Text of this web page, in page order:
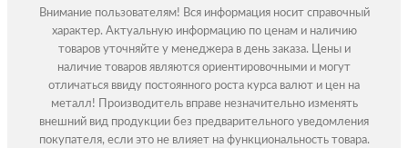
Внимание пользователям! Вся информация носит справочный
характер. Актуальную информацию по ценам и наличию
товаров уточняйте у менеджера в день заказа. Цены и
наличие товаров являются ориентировочными и могут
отличаться ввиду постоянного роста курса валют и цен на
металл! Производитель вправе незначительно изменять
внешний вид продукции без предварительного уведомления
покупателя, если это не влияет на функциональность товара.